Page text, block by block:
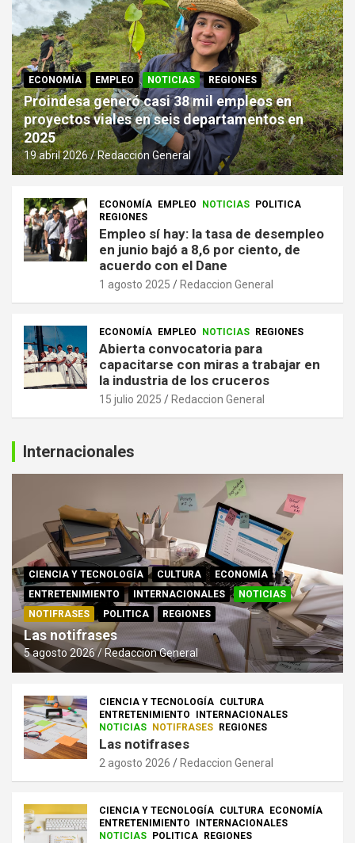
ECONOMÍA EMPLEO NOTICIAS REGIONES
Proindesa generó casi 38 mil empleos en
proyectos viales en seis departamentos en
2025
19 abril 2026 Redaccion General
ECONOMÍA EMPLEO NOTICIAS
POLITICA
REGIONES
Empleo sí hay: la tasa de desempleo
en junio bajó a 8,6 por ciento, de
acuerdo con el Dane
1 agosto 2025 Redaccion General
ECONOMÍA EMPLEO NOTICIAS REGIONES
Abierta convocatoria para
capacitarse con miras a trabajar en
la industria de los cruceros
15 julio 2025 Redaccion General
Internacionales
CIENCIA Y TECNOLOGÍA CULTURA
ECONOMÍA
ENTRETENIMIENTO
INTERNACIONALES
NOTICIAS
NOTIFRASES
POLITICA REGIONES
Las notifrases
5 agosto 2026 Redaccion General
CIENCIA Y TECNOLOGÍA CULTURA
ENTRETENIMIENTO
INTERNACIONALES
NOTICIAS
NOTIFRASES REGIONES
Las notifrases
2 agosto 2026 Redaccion General
CIENCIA Y TECNOLOGÍA CULTURA
ECONOMÍA
ENTRETENIMIENTO
INTERNACIONALES
NOTICIAS
POLITICA REGIONES